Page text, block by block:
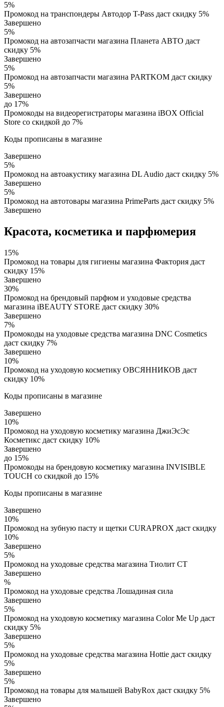
5%
Промокод на транспондеры Автодор T-Pass даст скидку 5%
Завершено
5%
Промокод на автозапчасти магазина Планета АВТО даст
скидку 5%
Завершено
5%
Промокод на автозапчасти магазина PARTKOM даст скидку
5%
Завершено
до 17%
Промокоды на видеорегистраторы магазина iBOX Official
Store со скидкой до 7%
Коды прописаны в магазине
Завершено
5%
Промокод на автоакустику магазина DL Audio даст скидку 5%
Завершено
5%
Промокод на автотовары магазина PrimeParts даст скидку 5%
Завершено
Красота, косметика и парфюмерия
15%
Промокод на товары для гигиены магазина Фактория даст
скидку 15%
Завершено
30%
Промокод на брендовый парфюм и уходовые средства
магазина iBEAUTY STORE даст скидку 30%
Завершено
7%
Промокоды на уходовые средства магазина DNC Cosmetics
даст скидку 7%
Завершено
10%
Промокод на уходовую косметику ОВСЯННИКОВ даст
скидку 10%
Коды прописаны в магазине
Завершено
10%
Промокод на уходовую косметику магазина ДжиЭсЭс
Косметикс даст скидку 10%
Завершено
до 15%
Промокоды на брендовую косметику магазина INVISIBLE
TOUCH со скидкой до 15%
Коды прописаны в магазине
Завершено
10%
Промокод на зубную пасту и щетки CURAPROX даст скидку
10%
Завершено
5%
Промокод на уходовые средства магазина Тиолит СТ
Завершено
%
Промокод на уходовые средства Лошадиная сила
Завершено
5%
Промокод на уходовую косметику магазина Color Me Up даст
скидку 5%
Завершено
5%
Промокод на уходовые средства магазина Hottie даст скидку
5%
Завершено
5%
Промокод на товары для малышей BabyRox даст скидку 5%
Завершено